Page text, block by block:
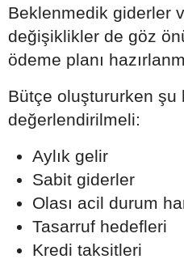
Beklenmedik giderler
değişiklikler de göz
ödeme planı
Bütçe oluştururken şu
değerlendirilmeli:
Aylık gelir
Sabit giderler
Olası acil durum
Tasarruf hedefleri
Kredi taksitleri